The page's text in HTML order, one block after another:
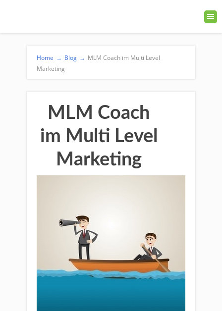
Home → Blog → MLM Coach im Multi Level
Marketing
MLM Coach
im Multi Level
Marketing